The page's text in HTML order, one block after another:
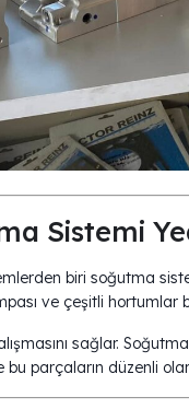
Soğutma
biri soğutma
ve çeşitli hortumlar
sağlar.
bu parçaların düzenli